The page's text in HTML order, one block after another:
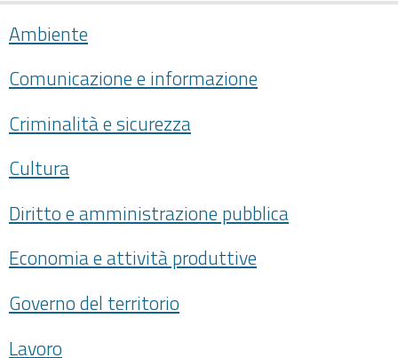
Ambiente
Comunicazione e informazione
Criminalità e sicurezza
Cultura
Diritto e amministrazione pubblica
Economia e attività produttive
Governo del territorio
Lavoro